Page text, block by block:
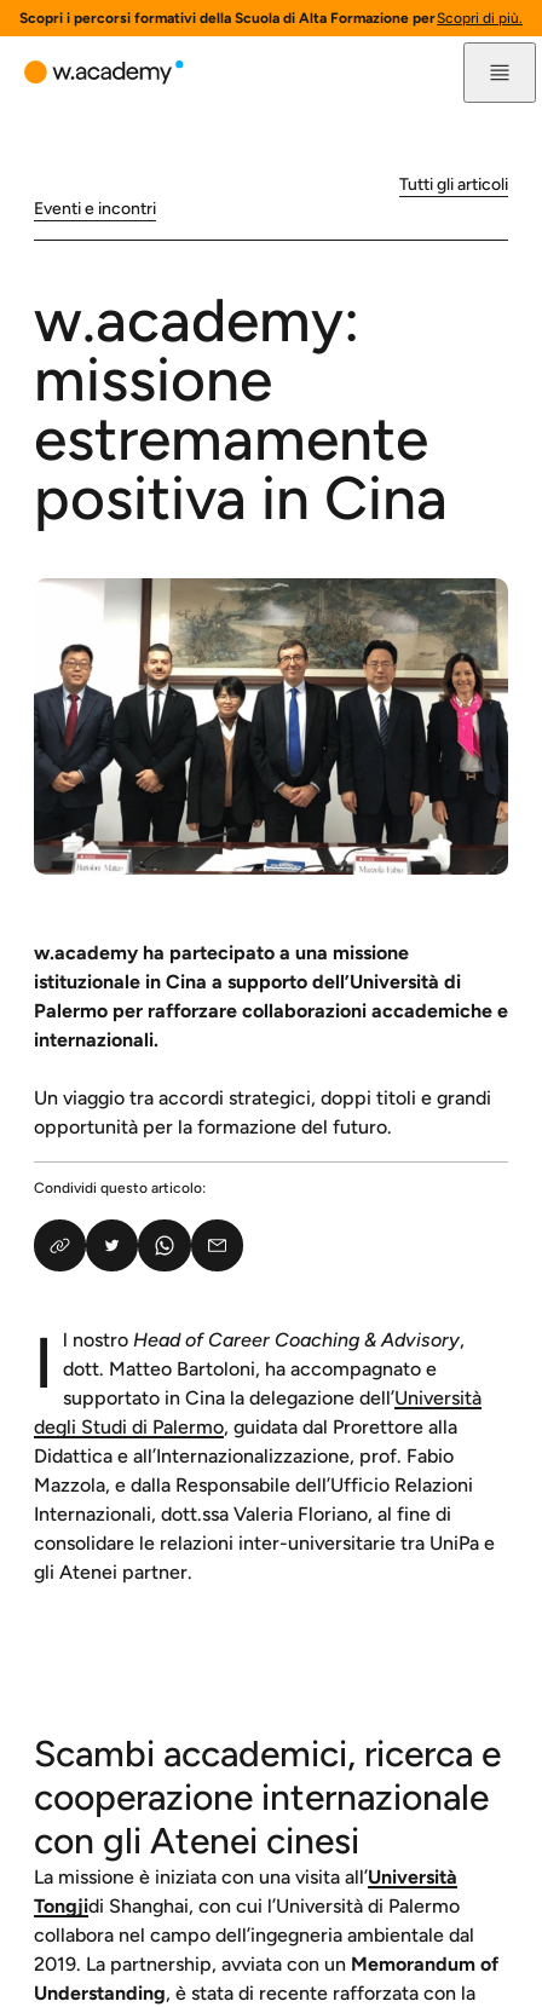
Scopri i percorsi formativi della Scuola di Alta Formazione per l'innovazione
Scopri di più.
Eventi e incontri
Tutti gli articoli
w.academy:
missione
estremamente
positiva in Cina
w.academy ha partecipato a una missione
istituzionale in Cina a supporto dell’Università di
Palermo per rafforzare collaborazioni accademiche e
internazionali.
Un viaggio tra accordi strategici, doppi titoli e grandi
opportunità per la formazione del futuro.
Condividi questo articolo:
I l nostro Head of Career Coaching & Advisory,
dott. Matteo Bartoloni, ha accompagnato e
supportato in Cina la delegazione dell’Università
degli Studi di Palermo, guidata dal Prorettore alla
Didattica e all’Internazionalizzazione, prof. Fabio
Mazzola, e dalla Responsabile dell’Ufficio Relazioni
Internazionali, dott.ssa Valeria Floriano, al fine di
consolidare le relazioni inter-universitarie tra UniPa e
gli Atenei partner.
Scambi accademici, ricerca e
cooperazione internazionale
con gli Atenei cinesi
La missione è iniziata con una visita all’Università
Tongjidi Shanghai, con cui l’Università di Palermo
collabora nel campo dell’ingegneria ambientale dal
2019. La partnership, avviata con un Memorandum of
Understanding, è stata di recente rafforzata con la